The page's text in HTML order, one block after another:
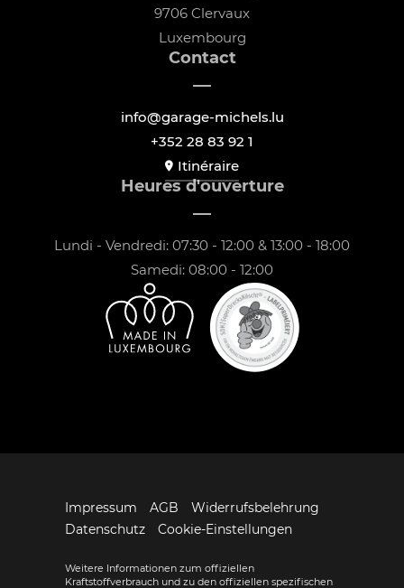
9706 Clervaux
Luxembourg
Contact
info@garage-michels.lu
+352 28 83 92 1
Itinéraire
Heures d'ouverture
Lundi - Vendredi: 07:30 - 12:00 & 13:00 - 18:00
Samedi: 08:00 - 12:00
Impressum AGB
Widerrufsbelehrung
Datenschutz
Cookie-Einstellungen
Weitere Informationen zum offiziellen
Kraftstoffverbrauch und zu den offiziellen spezifischen